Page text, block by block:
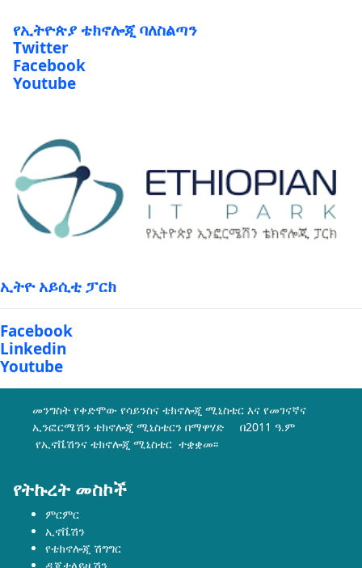
Twitter
Facebook
Youtube
Facebook
Linkedin
Youtube
መንግስት የቀድሞው የሳይንስና ቴክኖሎጂ ሚኒስቴር እና የመገናኛና
ኢንፎርሜሽን ቴክኖሎጂ ሚኒስቴርን በማዋሃድ በ2011 ዓ.ም
የኢኖቬሽንና ቴክኖሎጂ ሚኒስቴር ተቋቋመ፡፡
ምርምር
ኢኖቬሽን
የቴክኖሎጂ ሽግግር
ዲጂታላይዜሽን